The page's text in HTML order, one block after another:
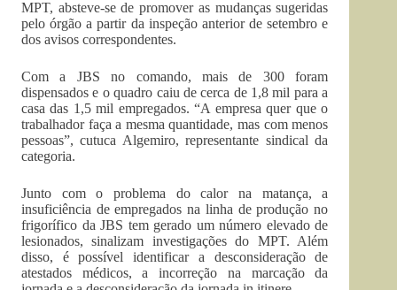
MPT, absteve-se de promover as mudanças sugeridas
pelo órgão a partir da inspeção anterior de setembro e
dos avisos correspondentes.
Com a JBS no comando, mais de 300 foram
dispensados e o quadro caiu de cerca de 1,8 mil para a
casa das 1,5 mil empregados. “A empresa quer que o
trabalhador faça a mesma quantidade, mas com menos
pessoas”, cutuca Algemiro, representante sindical da
categoria.
Junto com o problema do calor na matança, a
insuficiência de empregados na linha de produção no
frigorífico da JBS tem gerado um número elevado de
lesionados, sinalizam investigações do MPT. Além
disso, é possível identificar a desconsideração de
atestados médicos, a incorreção na marcação da